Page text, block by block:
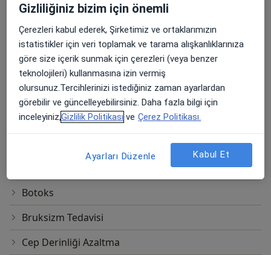
20'lik Diş Çekimi
Ağız Bakımı(Diş Ve Diş Eti Bakımı)
Ağız Cerrahisi
Ağız Koruyucusu
Ağız Proflaksisi
Botoks
Bruksizm Tedavisi
Cep Derinliği Azaltma
Gizliliğiniz bizim için önemli
Çerezleri kabul ederek, Şirketimiz ve ortaklarımızın
istatistikler için veri toplamak ve tarama alışkanlıklarınıza
göre size içerik sunmak için çerezleri (veya benzer
teknolojileri) kullanmasına izin vermiş
olursunuz.Tercihlerinizi istediğiniz zaman ayarlardan
görebilir ve güncelleyebilirsiniz. Daha fazla bilgi için
inceleyiniz,Gizlilik Politikası ve Çerez Politikası.
Ayarları Düzenle Kabul Et